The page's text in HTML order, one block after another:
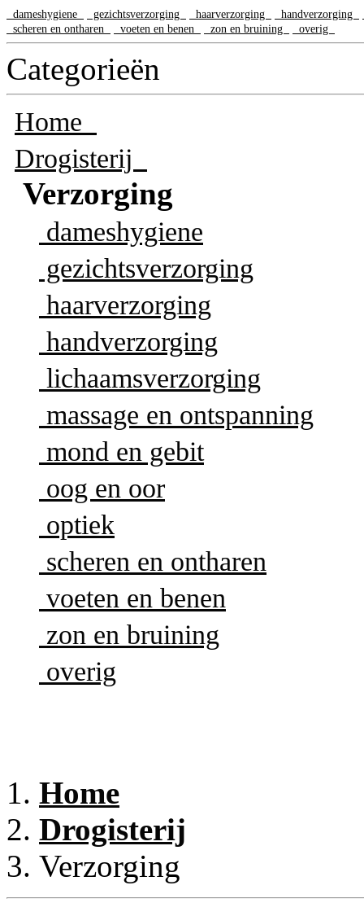
dameshygiene gezichtsverzorging haarverzorging handverzorging
scheren en ontharen
voeten en benen zon en bruining overig
Categorieën
Home
Drogisterij
Verzorging
dameshygiene
gezichtsverzorging
haarverzorging
handverzorging
lichaamsverzorging
massage en ontspanning
mond en gebit
oog en oor
optiek
scheren en ontharen
voeten en benen
zon en bruining
overig
Home
Drogisterij
Verzorging